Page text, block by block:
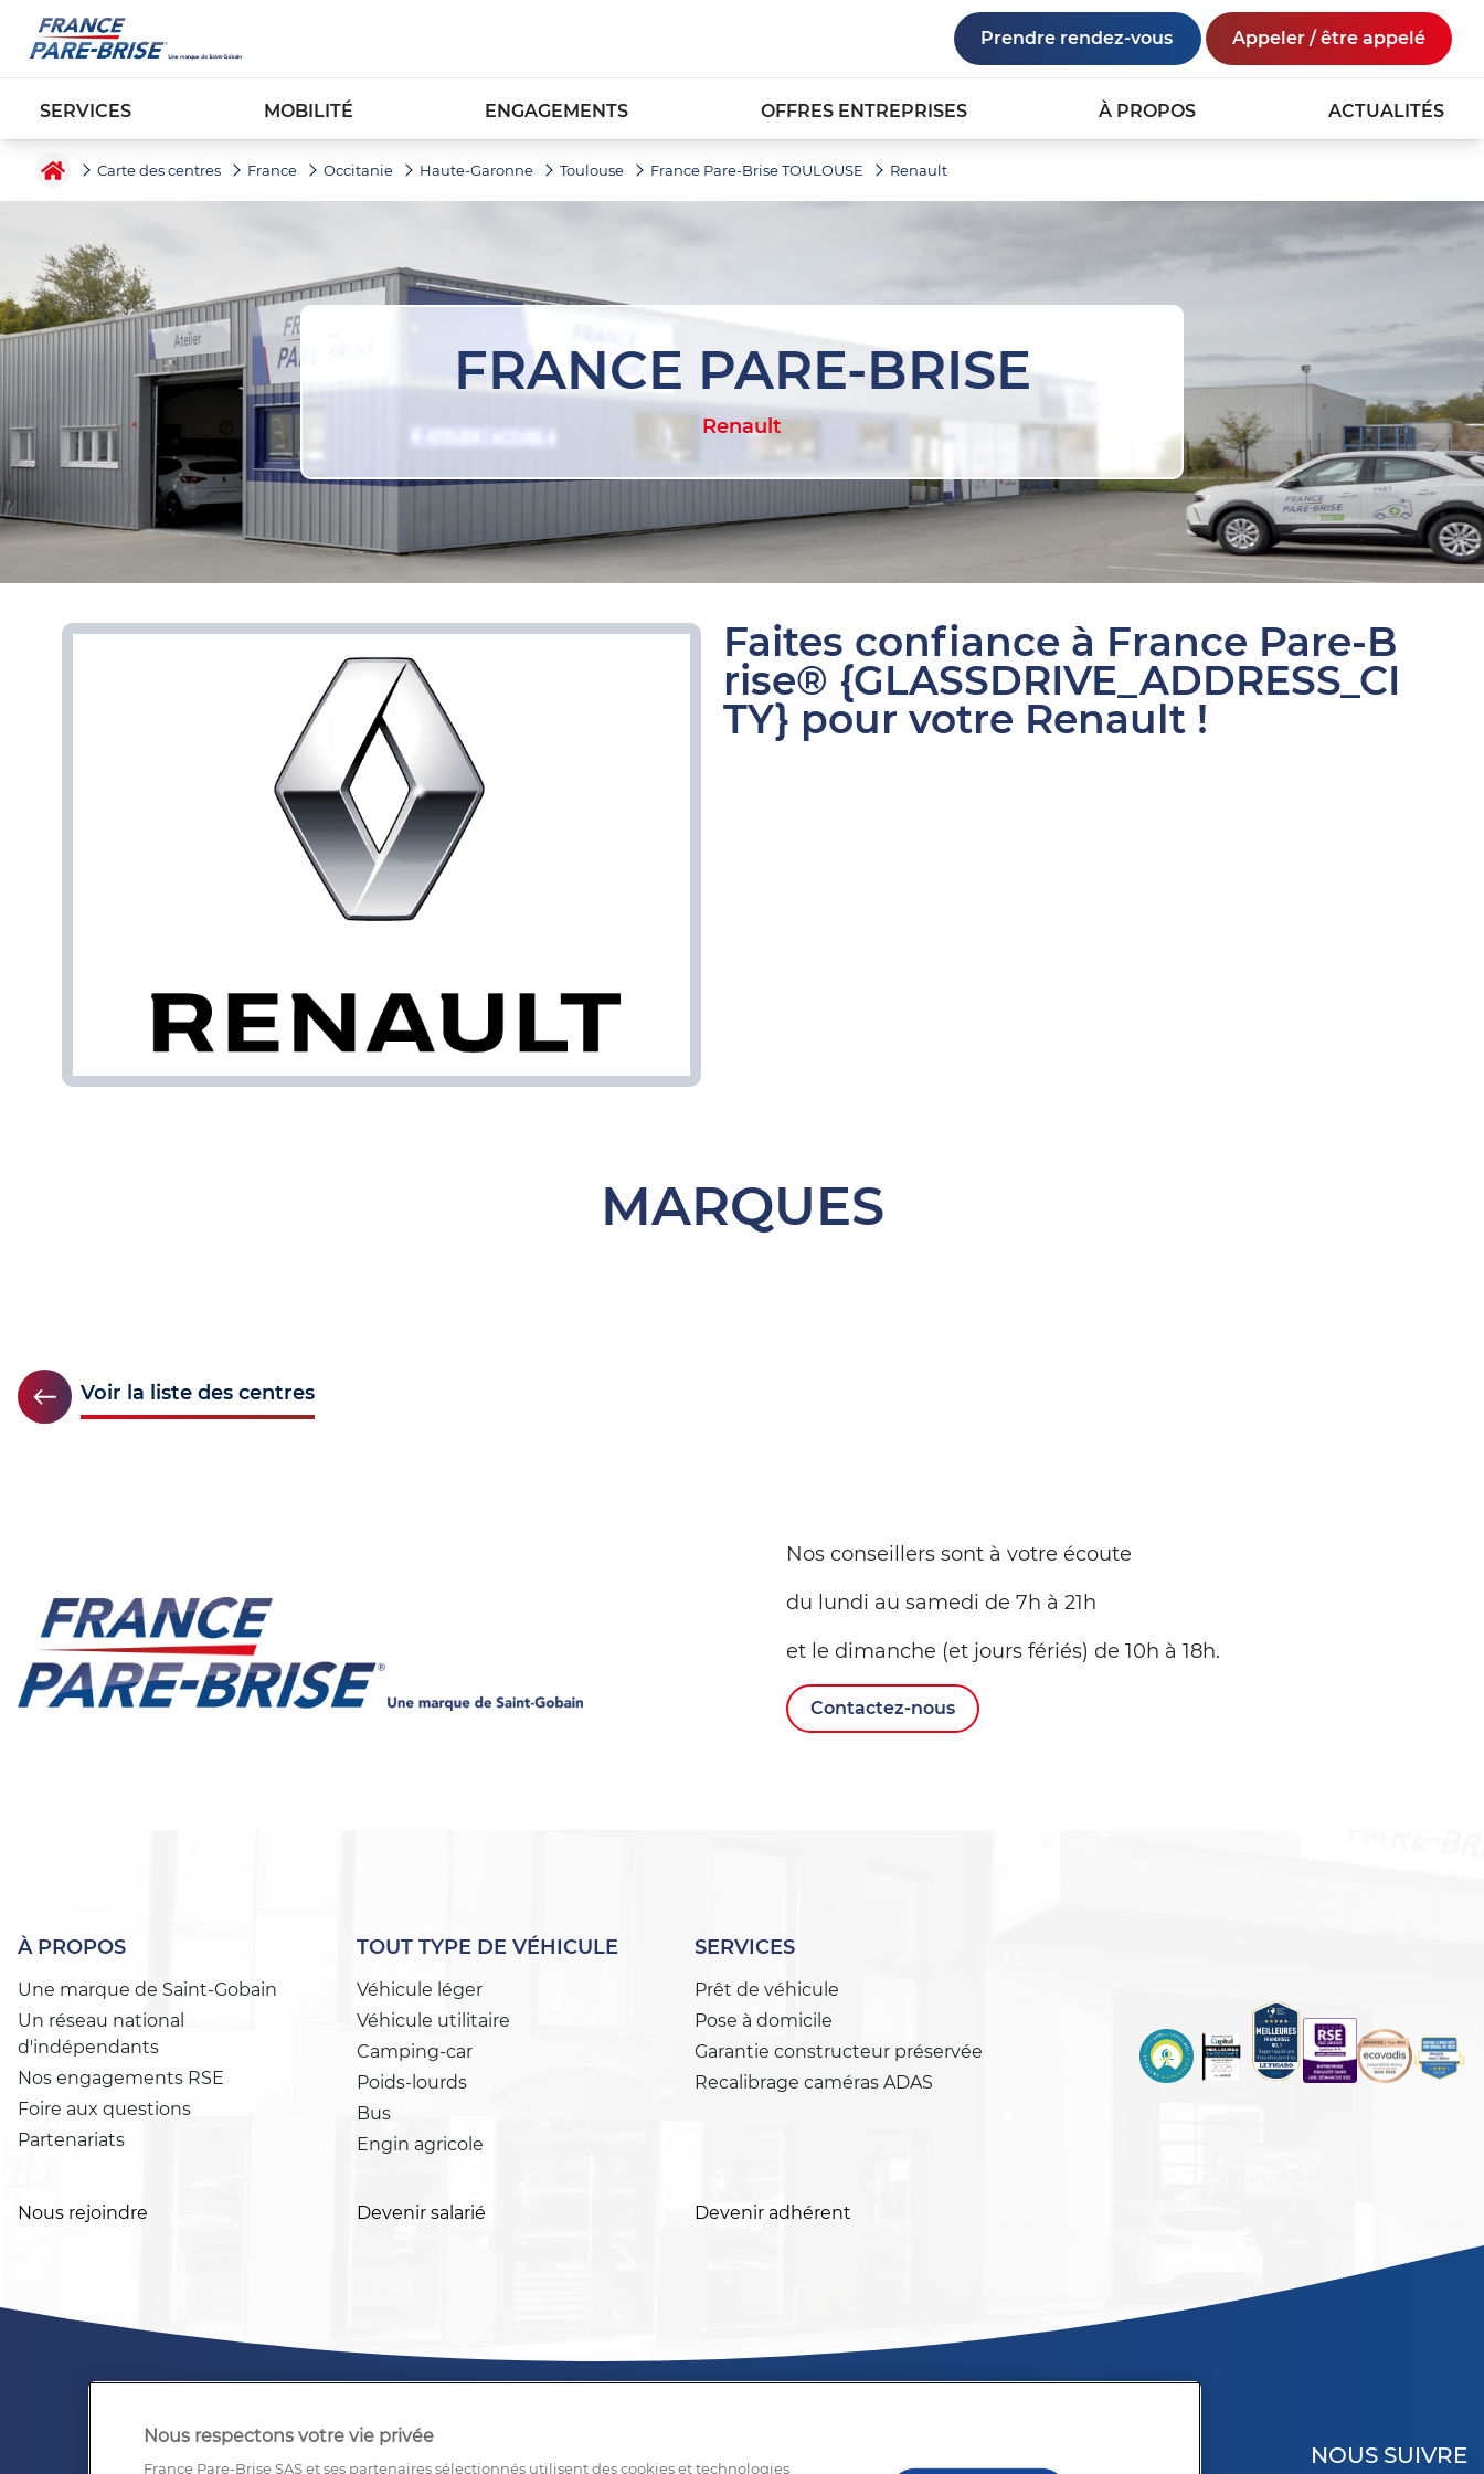
Prendre rendez-vous Appeler / être appelé
SERVICES MOBILITÉ ENGAGEMENTS OFFRES ENTREPRISES À PROPOS ACTUALITÉS
Carte des centres France Occitanie Haute-Garonne Toulouse France Pare-Brise TOULOUSE Renault
FRANCE PARE-BRISE
Renault
Faites confiance à France Pare-B
rise® {GLASSDRIVE_ADDRESS_CI
TY} pour votre Renault !
MARQUES
Voir la liste des centres
Nos conseillers sont à votre écoute
du lundi au samedi de 7h à 21h
et le dimanche (et jours fériés) de 10h à 18h.
Contactez-nous
À PROPOS
Une marque de Saint-Gobain
Un réseau national
d'indépendants
Nos engagements RSE
Foire aux questions
Partenariats
TOUT TYPE DE VÉHICULE
Véhicule léger
Véhicule utilitaire
Camping-car
Poids-lourds
Bus
Engin agricole
SERVICES
Prêt de véhicule
Pose à domicile
Garantie constructeur préservée
Recalibrage caméras ADAS
Nous rejoindre Devenir salarié Devenir adhérent
NOUS SUIVRE
Nous respectons votre vie privée
France Pare-Brise SAS et ses partenaires sélectionnés utilisent des cookies et technologies